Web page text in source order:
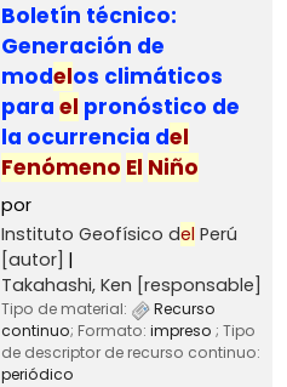
Boletín técnico:
Generación de
modelos climáticos
para el pronóstico de
la ocurrencia del
Fenómeno El Niño
por
Instituto Geofísico del Perú
[autor]
Takahashi, Ken [responsable]
Tipo de material:
Recurso
continuo; Formato: impreso ; Tipo
de descriptor de recurso continuo:
periódico